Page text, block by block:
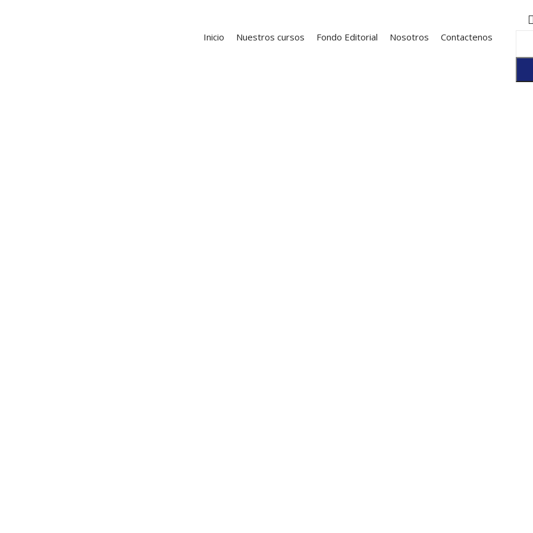
Inicio Nuestros cursos Fondo Editorial Nosotros Contactenos